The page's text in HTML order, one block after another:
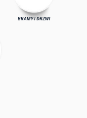
BRAMY I DRZWI